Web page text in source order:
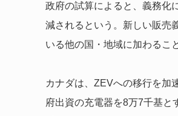
政府の試算によると、義務化
減されるという。新しい販売
いる他の国・地域に加わるこ
カナダは、ZEVへの移行を加
府出資の充電器を8万7千基